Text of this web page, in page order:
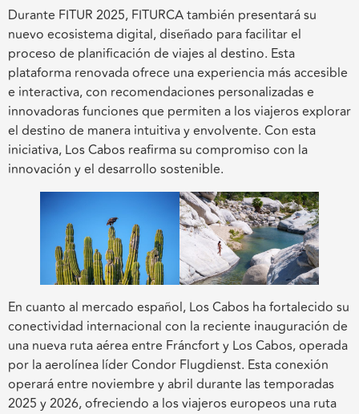
Durante FITUR 2025, FITURCA también presentará su
nuevo ecosistema digital, diseñado para facilitar el
proceso de planificación de viajes al destino. Esta
plataforma renovada ofrece una experiencia más accesible
e interactiva, con recomendaciones personalizadas e
innovadoras funciones que permiten a los viajeros explorar
el destino de manera intuitiva y envolvente. Con esta
iniciativa, Los Cabos reafirma su compromiso con la
innovación y el desarrollo sostenible.
En cuanto al mercado español, Los Cabos ha fortalecido su
conectividad internacional con la reciente inauguración de
una nueva ruta aérea entre Fráncfort y Los Cabos, operada
por la aerolínea líder Condor Flugdienst. Esta conexión
operará entre noviembre y abril durante las temporadas
2025 y 2026, ofreciendo a los viajeros europeos una ruta